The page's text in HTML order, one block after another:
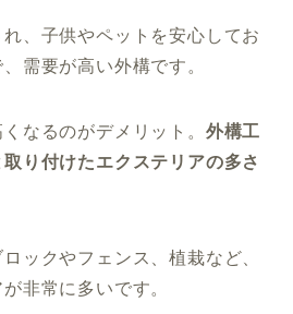
、子供やペットを安心してお
需要が高い外構です。
なるのがデメリット。 外構工
り付けたエクステリアの多さ
ックやフェンス、植栽など、
非常に多いです。